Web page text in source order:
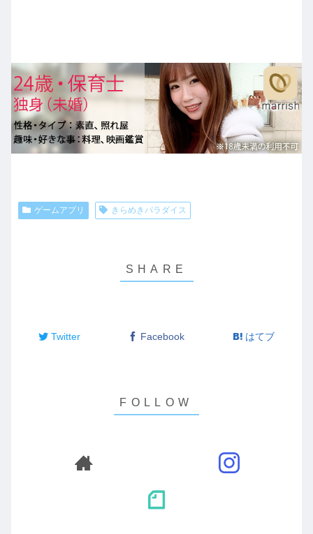
ゲームアプリ きらめきパラダイス
Twitter Facebook はてブ